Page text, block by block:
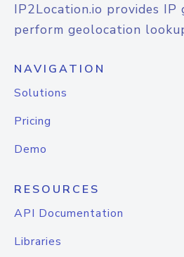
IP2Location.io provides
perform geolocation
NAVIGATION
Solutions
Pricing
Demo
RESOURCES
API Documentation
Libraries